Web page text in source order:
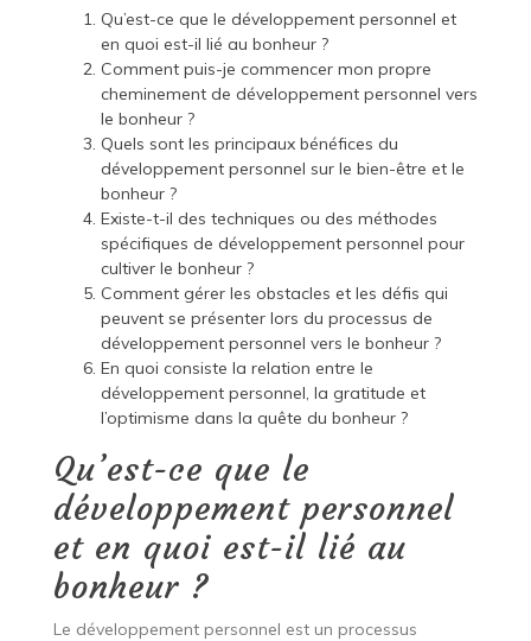
Qu’est-ce que le développement personnel et
en quoi est-il lié au bonheur ?
Comment puis-je commencer mon propre
cheminement de développement personnel vers
le bonheur ?
Quels sont les principaux bénéfices du
développement personnel sur le bien-être et le
bonheur ?
Existe-t-il des techniques ou des méthodes
spécifiques de développement personnel pour
cultiver le bonheur ?
Comment gérer les obstacles et les défis qui
peuvent se présenter lors du processus de
développement personnel vers le bonheur ?
En quoi consiste la relation entre le
développement personnel, la gratitude et
l’optimisme dans la quête du bonheur ?
Qu’est-ce que le
développement personnel
et en quoi est-il lié au
bonheur ?
Le développement personnel est un processus